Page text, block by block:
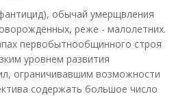
обычай умерщвления
реже - малолетних.
первобытнообщинного строя
уровнем развития
ограничивавшим возможности
содержать большое число